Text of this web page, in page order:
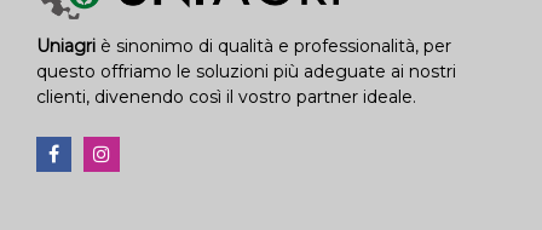
Uniagri è sinonimo di qualità e professionalità, per
questo offriamo le soluzioni più adeguate ai nostri
clienti, divenendo così il vostro partner ideale.